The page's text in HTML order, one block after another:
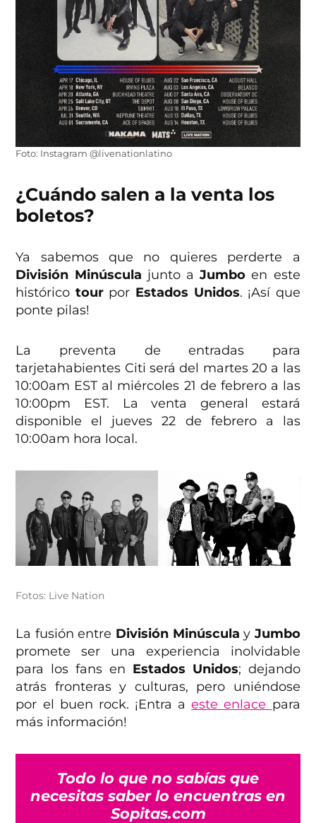
Foto: Instagram @livenationlatino
¿Cuándo salen a la venta los
boletos?
Ya sabemos que no quieres perderte a
División Minúscula junto aJumbo en este
histórico tourpor Estados Unidos. ¡Así que
ponte pilas!
La preventa de entradas para
tarjetahabientes Citi será del martes 20 a las
10:00am EST al miércoles 21 de febrero a las
10:00pm EST. La venta general estará
disponible el jueves 22 de febrero a las
10:00am hora local.
Fotos: Live Nation
La fusión entre División Minúscula y Jumbo
promete ser una experiencia inolvidable
para los fans en Estados Unidos; dejando
atrás fronteras y culturas, pero uniéndose
por el buen rock. ¡Entra aeste enlace para
más información!
Todo lo que no sabías que
necesitas saber lo encuentras en
Sopitas.com